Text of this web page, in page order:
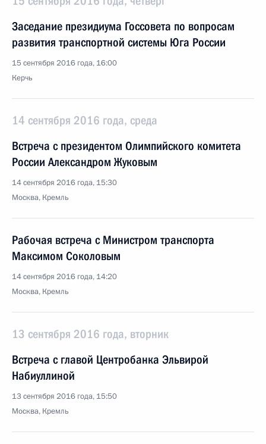
Заседание президиума Госсовета по вопросам
развития транспортной системы Юга России
15 сентября 2016 года, 16:00
Керчь
14 сентября 2016 года, среда
Встреча с президентом Олимпийского комитета
России Александром Жуковым
14 сентября 2016 года, 15:30
Москва, Кремль
Рабочая встреча с Министром транспорта
Максимом Соколовым
14 сентября 2016 года, 14:20
Москва, Кремль
13 сентября 2016 года, вторник
Встреча с главой Центробанка Эльвирой
Набиуллиной
13 сентября 2016 года, 15:50
Москва, Кремль